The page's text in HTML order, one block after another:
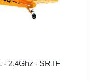
- 2,4Ghz - SRTF